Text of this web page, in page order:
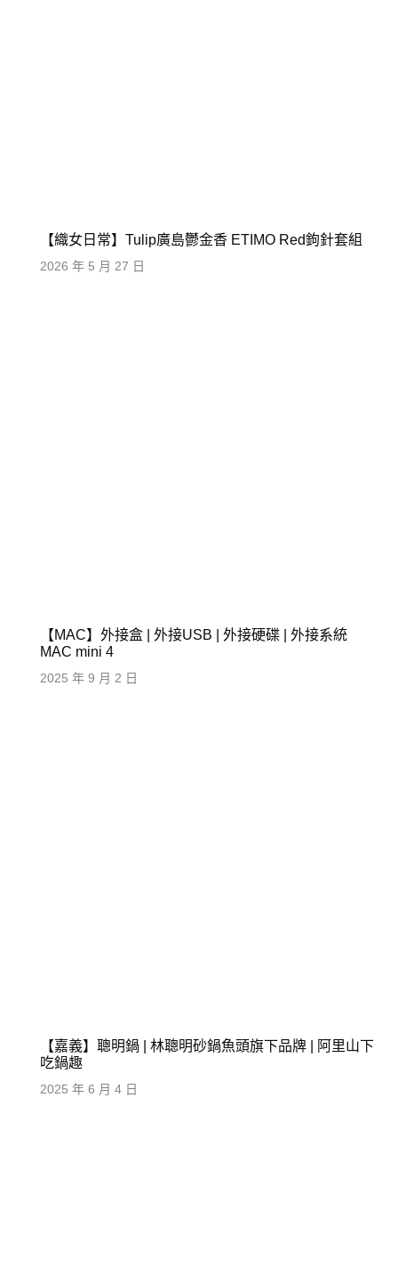
【織女日常】Tulip廣島鬱金香 ETIMO Red鉤針套組
2026 年 5 月 27 日
【MAC】外接盒 | 外接USB | 外接硬碟 | 外接系統
MAC mini 4
2025 年 9 月 2 日
【嘉義】聰明鍋 | 林聰明砂鍋魚頭旗下品牌 | 阿里山下
吃鍋趣
2025 年 6 月 4 日